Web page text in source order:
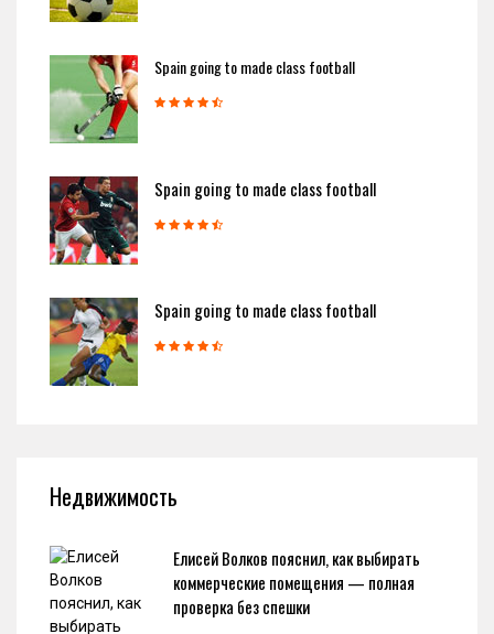
Spain going to made class football
Spain going to made class football
Spain going to made class football
Недвижимость
Елисей Волков пояснил, как выбирать
коммерческие помещения — полная
проверка без спешки